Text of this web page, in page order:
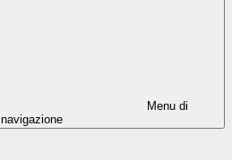
Menu di
navigazione